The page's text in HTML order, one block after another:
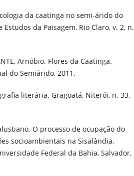
da caatinga no semi-árido do
da Paisagem, Rio Claro, v. 2, n.
Arnóbio. Flores da Caatinga.
do Semiárido, 2011.
literária. Gragoatá, Niterói, n. 33,
O processo de ocupação do
socioambientais na Sisalândia,
Federal da Bahia, Salvador,